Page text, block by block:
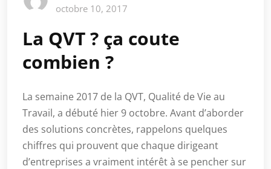
octobre 10, 2017
La QVT ? ça coute
combien ?
La semaine 2017 de la QVT, Qualité de Vie au
Travail, a débuté hier 9 octobre. Avant d’aborder
des solutions concrètes, rappelons quelques
chiffres qui prouvent que chaque dirigeant
d’entreprises a vraiment intérêt à se pencher sur